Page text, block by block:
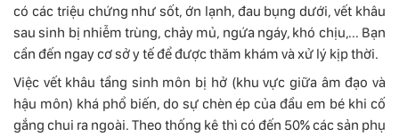
có các triệu chứng như sốt, ớn lạnh, đau bụng dưới, vết khâu
sau sinh bị nhiễm trùng, chảy mủ, ngứa ngáy, khó chịu,... Bạn
cần đến ngay cơ sở y tế để được thăm khám và xử lý kịp thời.
Việc vết khâu tầng sinh môn bị hở (khu vực giữa âm đạo và
hậu môn) khá phổ biến, do sự chèn ép của đầu em bé khi cố
gắng chui ra ngoài. Theo thống kê thì có đến 50% các sản phụ